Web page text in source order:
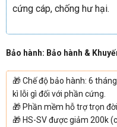
cứng cáp, chống hư hại.
Bảo hành: Bảo hành &
🎁Chế độ bảo hành: 6
kì lỗi gì đối với phần cứng.
🎁 Phần mềm hỗ trợ trọn đời.
🎁 HS-SV được giảm 200k